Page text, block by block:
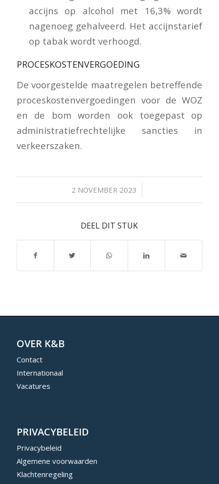
accijns op alcohol met 16,3% wordt
nagenoeg gehalveerd. Het accijnstarief
op tabak wordt verhoogd.
PROCESKOSTENVERGOEDING
De voorgestelde maatregelen betreffende
proceskostenvergoedingen voor de WOZ
en de bom worden ook toegepast op
administratiefrechtelijke sancties in
verkeerszaken.
2 NOVEMBER 2023
/
DEEL DIT STUK
OVER K&B
Contact
Internationaal
Vacatures
PRIVACYBELEID
Privacybeleid
Algemene voorwaarden
Klachtenregeling